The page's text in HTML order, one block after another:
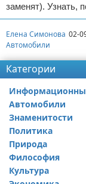
заменят). Узнать,
Елена Симонова 02-
Автомобили
Категории
Автомобили
Знаменитости
Политика
Природа
Философия
Культура